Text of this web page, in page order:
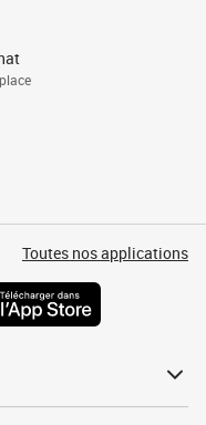
Toutes nos applications